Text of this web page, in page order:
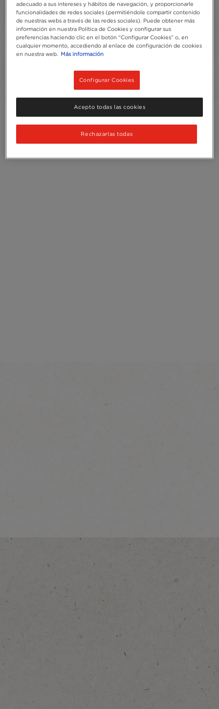
Añadir a Favoritos
Sobres 10
adecuado a sus intereses y hábitos de navegación, y proporcionarle
funcionalidades de redes sociales (permitiéndole compartir contenido
de nuestras webs a través de las redes sociales). Puede obtener más
información en nuestra Política de Cookies y configurar sus
preferencias haciendo clic en el botón “Configurar Cookies” o, en
cualquier momento, accediendo al enlace de configuración de cookies
en nuestra web. Más información
Configurar Cookies
Rechazarlas todas
Acepto todas las cookies